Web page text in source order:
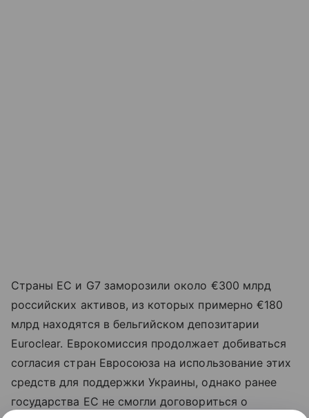
Страны ЕС и G7 заморозили около €300 млрд
российских активов, из которых примерно €180
млрд находятся в бельгийском депозитарии
Euroclear. Еврокомиссия продолжает добиваться
согласия стран Евросоюза на использование этих
средств для поддержки Украины, однако ранее
государства ЕС не смогли договориться о